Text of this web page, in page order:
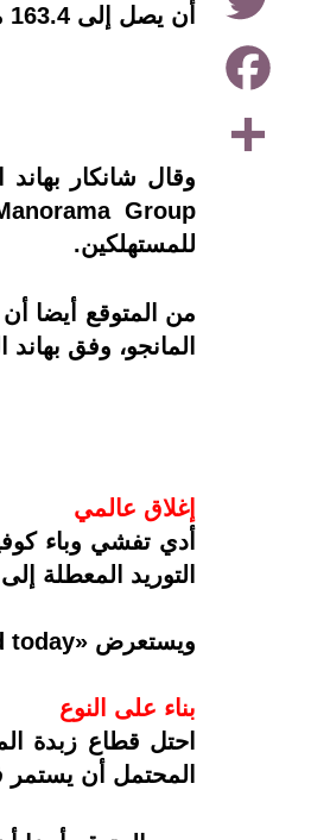
Share
Facebook
أن يصل إلى 163.4 مليون دولار بحلول 2027، وبمعدل نمو سنوي قدره 13.0% من 2020 إلى 2027.
للمستهلكين.
من المتوقع أيضا
المانجو، وفق بهاند
إغلاق عالمي
التوريد المعطلة
ويستعرض «food today » تقسيما مفصلا حول سوق زبدة المانجو العالمية، بناء على النوع والتطبيق والمنطقة.
بناء على النوع
المحتمل أن يستمر